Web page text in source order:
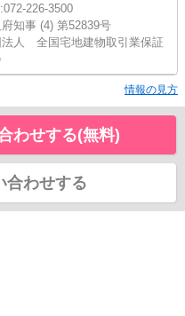
226-3500
知事 (4) 第52839号
法人 全国宅地建物取引業保証
情報の見方
わせする(無料)
合わせする